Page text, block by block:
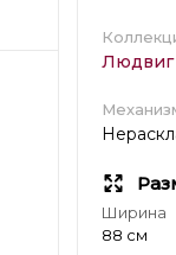
Людвиг
Ширина
88 см